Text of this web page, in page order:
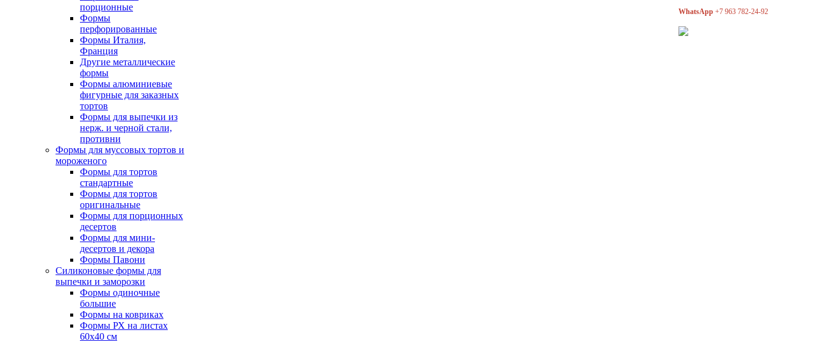
порционные
Формы
перфорированные
Формы Италия,
Франция
Другие металлические
формы
Формы алюминиевые
фигурные для заказных
тортов
Формы для выпечки из
нерж. и черной стали,
противни
Формы для муссовых тортов и
мороженого
Формы для тортов
стандартные
Формы для тортов
оригинальные
Формы для порционных
десертов
Формы для мини-
десертов и декора
Формы Павони
Силиконовые формы для
выпечки и заморозки
Формы одиночные
большие
Формы на ковриках
Формы РХ на листах
60х40 см
WhatsApp +7 963 782-24-92